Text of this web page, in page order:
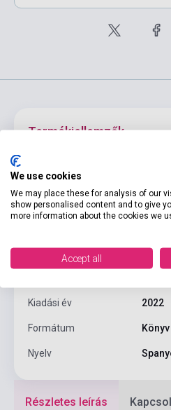
Termékjellemzők
ISBN
Szerző
Kiadási év 2022
Formátum
Nyelv
Részletes leírás
We use cookies
We may place these for analysis of our
show personalised content and to give
more information about the cookies we
Accept all